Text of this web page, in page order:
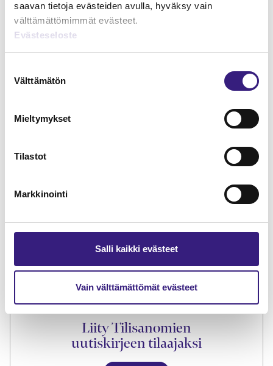
saavan tietoja evästeiden avulla, hyväksy vain
välttämättömimmät evästeet.
Evästeseloste
valinta
Välttämätön
Mieltymykset
Tilastot
Markkinointi
Salli kaikki evästeet
Vain välttämättömät evästeet
Liity Tilisanomien
uutiskirjeen tilaajaksi